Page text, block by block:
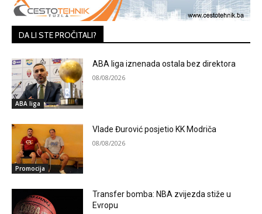
DA LI STE PROČITALI?
ABA liga
ABA liga iznenada ostala bez direktora
08/08/2026
Promocija
Vlade Đurović posjetio KK Modriča
08/08/2026
Transfer bomba: NBA zvijezda stiže u
Evropu